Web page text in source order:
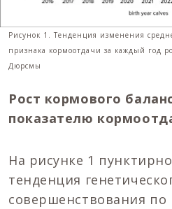
Рисунок 1. Тенденция изменения
признака кормоотдачи за каждый год
Дюрсмы
Рост кормового
показателю
На рисунке 1
тенденция
совершенствования по